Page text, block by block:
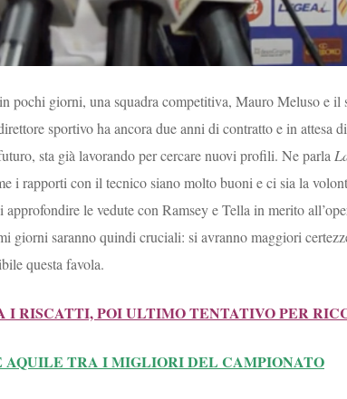
pochi giorni, una squadra competitiva, Mauro Meluso e il
sportivo ha ancora due anni di contratto e in attesa
sta già lavorando per cercare nuovi profili. Ne parla
i rapporti con il tecnico siano molto buoni e ci sia la
le vedute con Ramsey e Tella in merito
giorni saranno quindi cruciali: si avranno maggiori
questa favola.
I RISCATTI, POI ULTIMO TENTATIVO PER
AQUILE TRA I MIGLIORI DEL CAMPIONATO